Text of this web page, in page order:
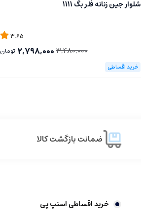
شلوار جین زنانه فلر بگ 1111
3.65
3,480,000
2,798,000 تومان
ضمانت بازگشت کالا
خرید اقساطی اسنپ پی